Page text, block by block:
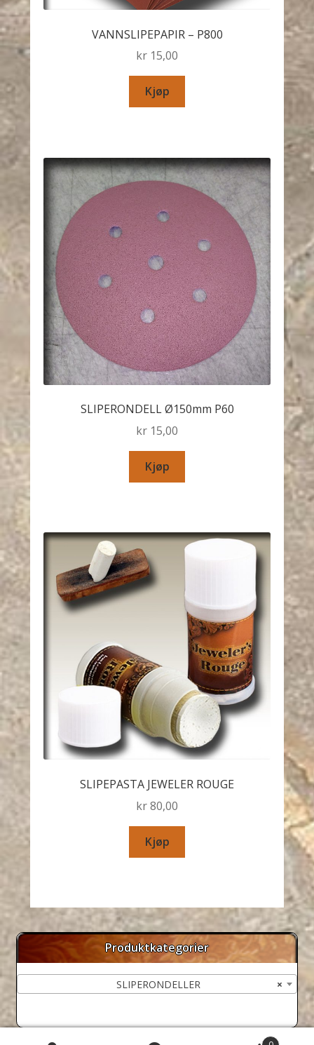
VANNSLIPEPAPIR – P800
kr 15,00
Kjøp
SLIPERONDELL Ø150mm P60
kr 15,00
Kjøp
SLIPEPASTA JEWELER ROUGE
kr80,00
Kjøp
Produktkategorier
×
SLIPERONDELLER